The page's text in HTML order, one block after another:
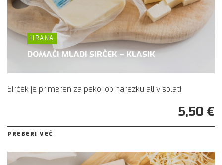
HRANA
DOMAČI MLADI SIRČEK – KLASIK
Sirček je primeren za peko, ob narezku ali v solati.
5,50 €
PREBERI VEČ